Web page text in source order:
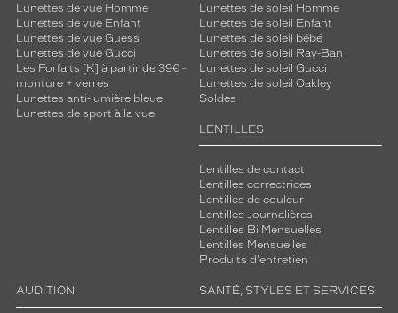
Lunettes de vue Homme
Lunettes de vue Enfant
Lunettes de vue Guess
Lunettes de vue Gucci
Les Forfaits [K] à partir de 39€ -
monture + verres
Lunettes anti-lumière bleue
Lunettes de sport à la vue
Lunettes de soleil Homme
Lunettes de soleil Enfant
Lunettes de soleil bébé
Lunettes de soleil Ray-Ban
Lunettes de soleil Gucci
Lunettes de soleil Oakley
Soldes
LENTILLES
Lentilles de contact
Lentilles correctrices
Lentilles de couleur
Lentilles Journalières
Lentilles Bi Mensuelles
Lentilles Mensuelles
Produits d'entretien
AUDITION SANTÉ, STYLES ET SERVICES